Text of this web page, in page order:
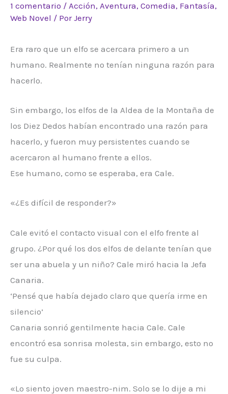
1 comentario / Acción, Aventura, Comedia, Fantasía,
Web Novel / PorJerry
Era raro que un elfo se acercara primero a un
humano. Realmente no tenían ninguna razón para
hacerlo.
Sin embargo, los elfos de la Aldea de la Montaña de
los Diez Dedos habían encontrado una razón para
hacerlo, y fueron muy persistentes cuando se
acercaron al humano frente a ellos.
Ese humano, como se esperaba, era Cale.
«¿Es difícil de responder?»
Cale evitó el contacto visual con el elfo frente al
grupo. ¿Por qué los dos elfos de delante tenían que
ser una abuela y un niño? Cale miró hacia la Jefa
Canaria.
‘Pensé que había dejado claro que quería irme en
silencio’
Canaria sonrió gentilmente hacia Cale. Cale
encontró esa sonrisa molesta, sin embargo, esto no
fue su culpa.
«Lo siento joven maestro-nim. Solo se lo dije a mi